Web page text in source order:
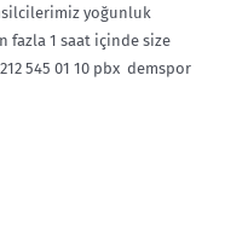
yoğunluk
fazla 1 saat içinde size
545 01 10 pbx demspor